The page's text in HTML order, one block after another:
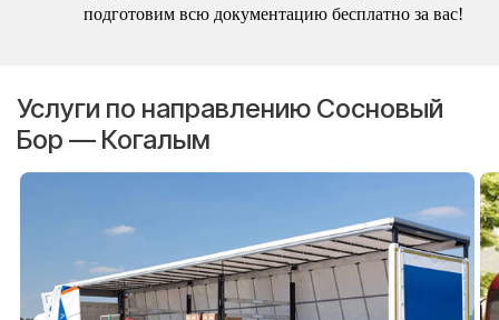
подготовим всю документацию бесплатно за вас!
Услуги по направлению Сосновый
Бор — Когалым